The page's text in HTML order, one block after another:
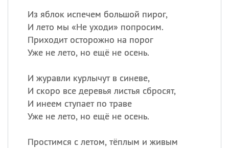
Из яблок испечем большой пирог,
И лето мы «Не уходи» попросим.
Приходит осторожно на порог
Уже не лето, но ещё не осень.
И журавли курлычут в синеве,
И скоро все деревья листья сбросят,
И инеем ступает по траве
Уже не лето, но ещё не осень.
Простимся с летом, тёплым и живым